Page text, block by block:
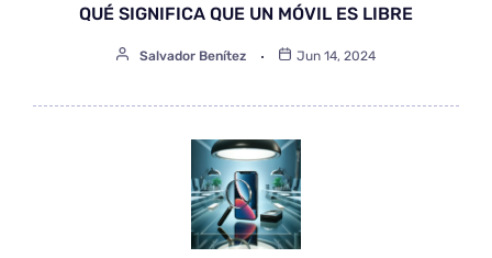
QUÉ SIGNIFICA QUE UN MÓVIL ES LIBRE
Salvador Benítez Jun 14, 2024